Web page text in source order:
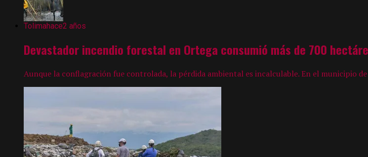
Tolimahace2 años
Devastador incendio forestal en Ortega consumió más de 700
Aunque la conflagración fue controlada, la pérdida ambiental es incalculable. En el municipio